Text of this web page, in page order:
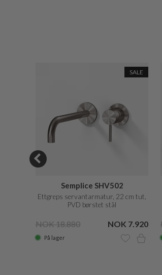
SALE
Semplice SHV502
Ettgreps servantarmatur, 22 cm tut,
PVD børstet stål
NOK 18.880 NOK 7.920
På lager